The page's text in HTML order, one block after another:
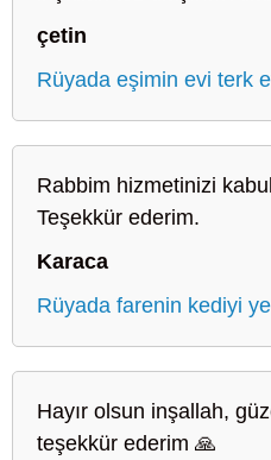
çetin
Rüyada eşimin evi terk
Rabbim hizmetinizi
Teşekkür ederim.
Karaca
Rüyada farenin kediyi
Hayır olsun inşallah,
teşekkür ederim 🙏